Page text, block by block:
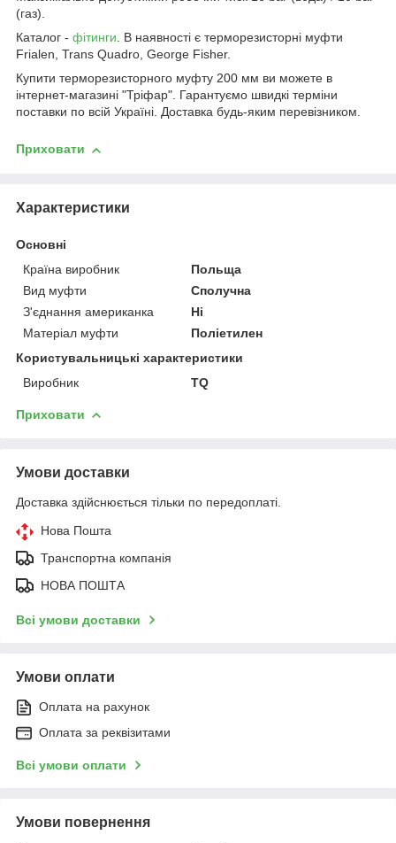
(газ).
Каталог - фітинги. В наявності є терморезисторні муфти
Frialen, Trans Quadro, George Fisher.
Купити терморезисторного муфту 200 мм ви можете в
інтернет-магазині "Тріфар". Гарантуємо швидкі терміни
поставки по всій Україні. Доставка будь-яким перевізником.
Приховати
Характеристики
Основні
Країна виробник
Польща
Вид муфти
Сполучна
З'єднання американка
Ні
Матеріал муфти
Поліетилен
Користувальницькі характеристики
Виробник
TQ
Приховати
Умови доставки
Доставка здійснюється тільки по передоплаті.
Нова Пошта
Транспортна компанія
НОВА ПОШТА
Всі умови доставки
Умови оплати
Оплата на рахунок
Оплата за реквізитами
Всі умови оплати
Умови повернення